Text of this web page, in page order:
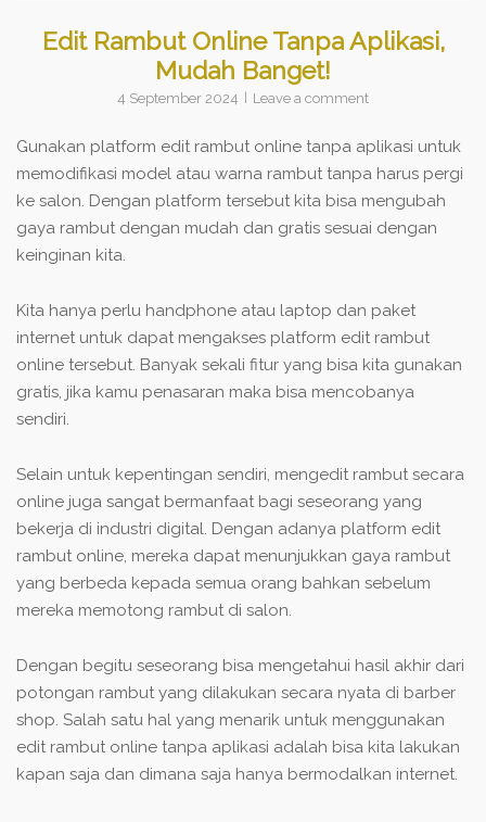
Edit Rambut Online Tanpa Aplikasi,
Mudah Banget!
4 September 2024 Leave a comment
Gunakan platform edit rambut online tanpa aplikasi untuk
memodifikasi model atau warna rambut tanpa harus pergi
ke salon. Dengan platform tersebut kita bisa mengubah
gaya rambut dengan mudah dan gratis sesuai dengan
keinginan kita.
Kita hanya perlu handphone atau laptop dan paket
internet untuk dapat mengakses platform edit rambut
online tersebut. Banyak sekali fitur yang bisa kita gunakan
gratis, jika kamu penasaran maka bisa mencobanya
sendiri.
Selain untuk kepentingan sendiri, mengedit rambut secara
online juga sangat bermanfaat bagi seseorang yang
bekerja di industri digital. Dengan adanya platform edit
rambut online, mereka dapat menunjukkan gaya rambut
yang berbeda kepada semua orang bahkan sebelum
mereka memotong rambut di salon.
Dengan begitu seseorang bisa mengetahui hasil akhir dari
potongan rambut yang dilakukan secara nyata di barber
shop. Salah satu hal yang menarik untuk menggunakan
edit rambut online tanpa aplikasi adalah bisa kita lakukan
kapan saja dan dimana saja hanya bermodalkan internet.